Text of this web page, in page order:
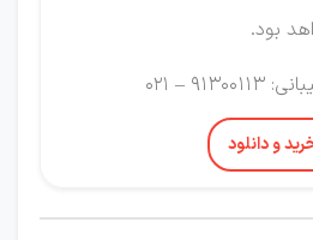
بود.
– 021
و دانلود